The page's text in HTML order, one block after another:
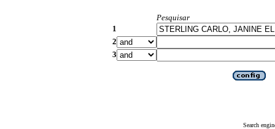
Pesquisar
1
2
3
Search